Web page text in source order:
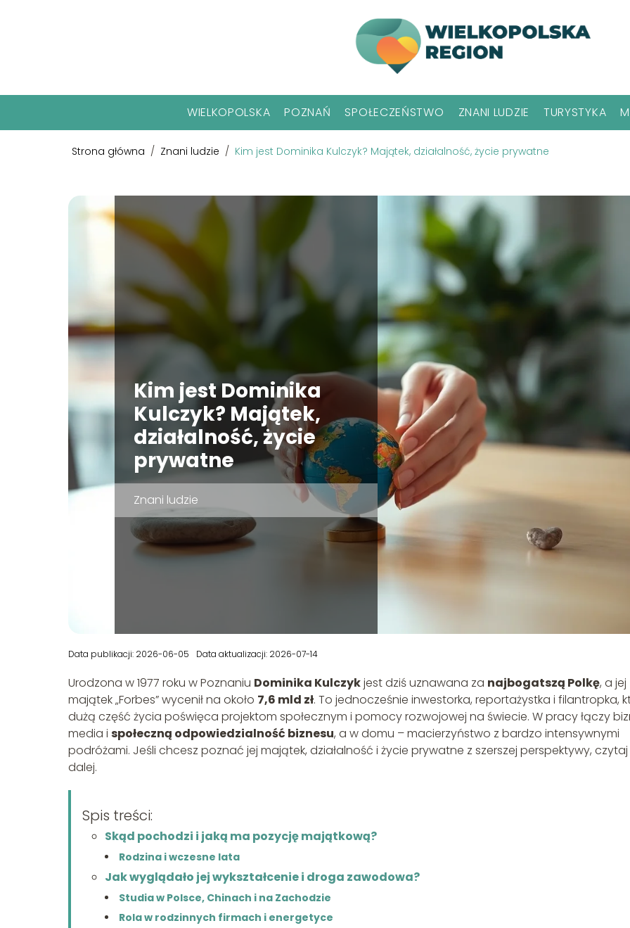
WIELKOPOLSKA POZNAŃ SPOŁECZEŃSTWO ZNANI LUDZIE TURYSTYKA
Strona główna / Znani ludzie / Kim jest Dominika Kulczyk? Majątek, działalność, życie prywatne
Kim jest Dominika
Kulczyk? Majątek,
działalność, życie
prywatne
Znani ludzie
Data publikacji: 2026-06-05 Data aktualizacji: 2026-07-14
Urodzona w 1977 roku w Poznaniu Dominika Kulczykjest dziś uznawana za najbogatszą Polkę, a jej
majątek „Forbes” wycenił na około 7,6 mld zł. To jednocześnie inwestorka, reportażystka i filantropka,
dużą część życia poświęca projektom społecznym i pomocy rozwojowej na świecie. W pracy łączy
media i społeczną odpowiedzialność biznesu, a w domu – macierzyństwo z bardzo intensywnymi
podróżami. Jeśli chcesz poznać jej majątek, działalność i życie prywatne z szerszej perspektywy, czytaj
dalej.
Spis treści:
Skąd pochodzi i jaką ma pozycję majątkową?
Rodzina i wczesne lata
Jak wyglądało jej wykształcenie i droga zawodowa?
Studia w Polsce, Chinach i na Zachodzie
Rola w rodzinnych firmach i energetyce